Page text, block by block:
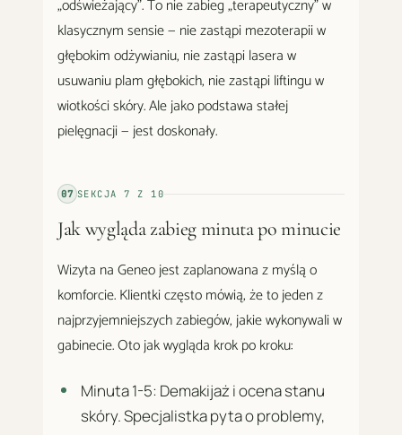
„odświeżający". To nie zabieg „terapeutyczny" w
klasycznym sensie — nie zastąpi mezoterapii w
głębokim odżywianiu, nie zastąpi lasera w
usuwaniu plam głębokich, nie zastąpi liftingu w
wiotkości skóry. Ale jako podstawa stałej
pielęgnacji — jest doskonały.
07 SEKCJA7 Z 10
Jak wygląda zabieg minuta po minucie
Wizyta na Geneo jest zaplanowana z myślą o
komforcie. Klientki często mówią, że to jeden z
najprzyjemniejszych zabiegów, jakie wykonywali w
gabinecie. Oto jak wygląda krok po kroku:
Minuta 1-5: Demakijaż i ocena stanu
skóry. Specjalistka pyta o problemy,